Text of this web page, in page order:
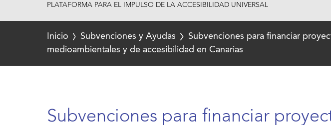
PLATAFORMA PARA EL IMPULSO DE LA ACCESIBILIDAD UNIVERSAL
Inicio Subvenciones y Ayudas
Subvenciones para financiar
medioambientales y de accesibilidad en Canarias
Subvenciones para financiar